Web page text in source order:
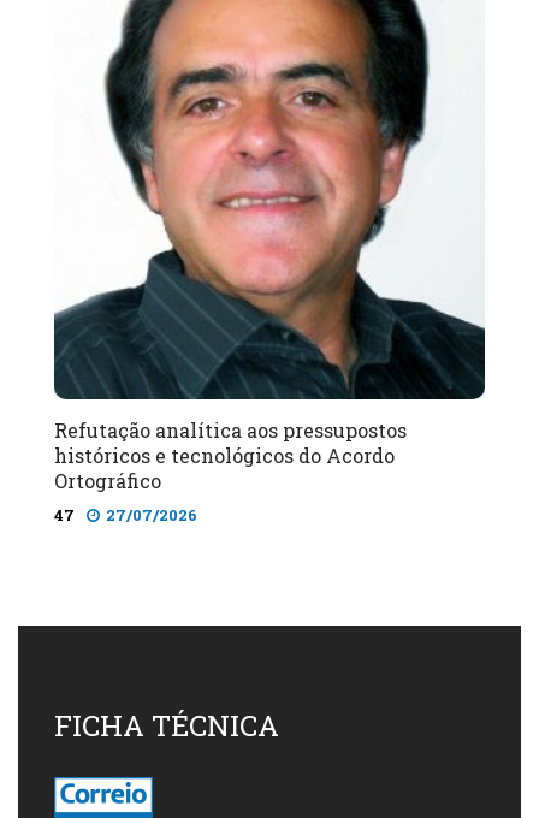
Refutação analítica aos pressupostos
históricos e tecnológicos do Acordo
Ortográfico
47 27/07/2026
FICHA TÉCNICA